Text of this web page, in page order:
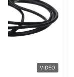
VIDEO